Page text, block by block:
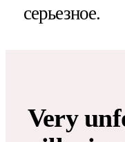
серьезное.
Very